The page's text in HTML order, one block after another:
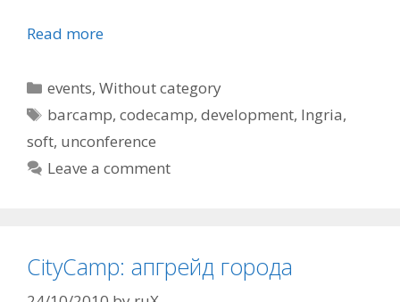
Read more
Categories
events,Without category
Tags
barcamp,codecamp,development, Ingria,
soft, unconference
Leave a comment
CityCamp: апгрейд города